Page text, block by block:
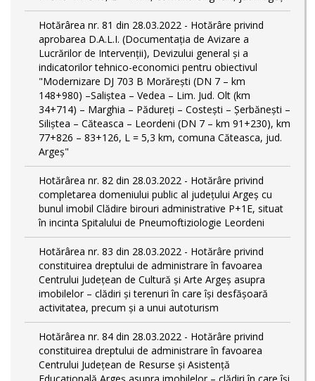
Hotărârea nr. 81 din 28.03.2022 - Hotărâre privind
aprobarea D.A.L.I. (Documentaţia de Avizare a
Lucrărilor de Intervenţii), Devizului general și a
indicatorilor tehnico-economici pentru obiectivul
"Modernizare DJ 703 B Morărești (DN 7 – km
148+980) –Saliștea – Vedea – Lim. Jud. Olt (km
34+714) – Marghia – Pădureți – Costești – Șerbănești –
Siliștea – Căteasca – Leordeni (DN 7 – km 91+230), km
77+826 – 83+126, L = 5,3 km, comuna Căteasca, jud.
Argeș"
Hotărârea nr. 82 din 28.03.2022 - Hotărâre privind
completarea domeniului public al judeţului Argeş cu
bunul imobil Clădire birouri administrative P+1E, situat
în incinta Spitalului de Pneumoftiziologie Leordeni
Hotărârea nr. 83 din 28.03.2022 - Hotărâre privind
constituirea dreptului de administrare în favoarea
Centrului Județean de Cultură și Arte Argeș asupra
imobilelor – clădiri și terenuri în care își desfășoară
activitatea, precum și a unui autoturism
Hotărârea nr. 84 din 28.03.2022 - Hotărâre privind
constituirea dreptului de administrare în favoarea
Centrului Județean de Resurse și Asistență